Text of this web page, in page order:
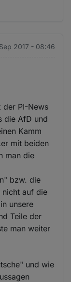
2017 - 08:46
der PI-News
die AfD und
Kamm
mit beiden
man die
bzw. die
nicht auf die
unsere
Teile der
man weiter
und wie